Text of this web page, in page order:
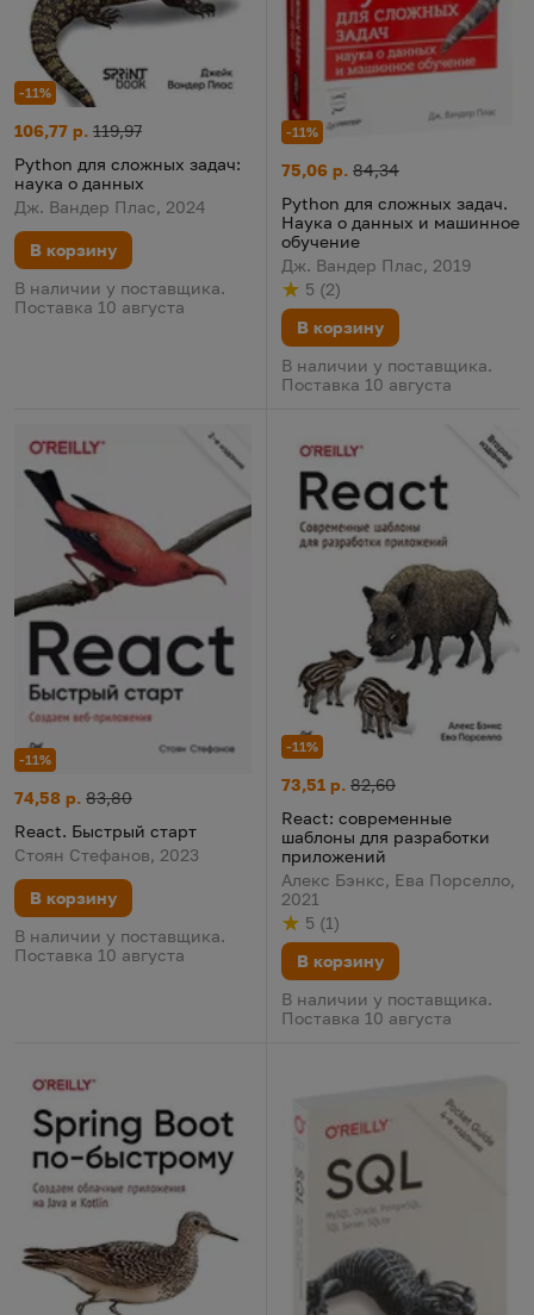
-11%
Python для сложных задач: наука о данных
Цена:
106,77 р.
Старая цена:
119,97
Python для сложных задач:
наука о данных
Дж. Вандер Плас, 2024
В корзину
В наличии у поставщика.
Поставка 10 августа
-11%
Python для сложных задач.
Цена:
75,06 р.
Старая цена:
84,34
Python для сложных задач.
Наука о данных и машинное
обучение
Дж. Вандер Плас, 2019
Рейтинг
5
из 5 (
по результату
2
голосов)
В корзину
В наличии у поставщика.
Поставка 10 августа
-11%
React. Быстрый старт
Цена:
74,58 р.
Старая цена:
83,80
React. Быстрый старт
Стоян Стефанов, 2023
В корзину
В наличии у поставщика.
Поставка 10 августа
-11%
React: современные
Цена:
73,51 р.
Старая цена:
82,60
React: современные
шаблоны для разработки
приложений
Алекс Бэнкс, Ева Порселло,
2021
Рейтинг
5
из 5 (
по результату
1
голосов)
В корзину
В наличии у поставщика.
Поставка 10 августа